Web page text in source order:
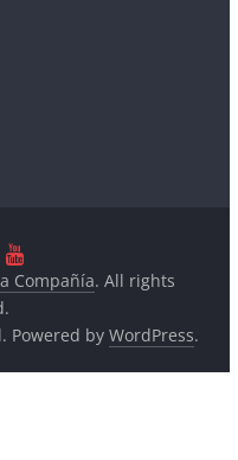
Compañía. All rights
Powered by WordPress.